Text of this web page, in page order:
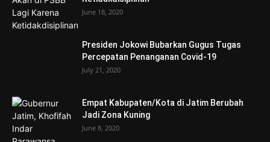
June 18, 2020
Presiden Jokowi Bubarkan Gugus Tugas
Percepatan Penanganan Covid-19
July 21, 2020
Empat Kabupaten/Kota di Jatim Berubah
Jadi Zona Kuning
June 8, 2020